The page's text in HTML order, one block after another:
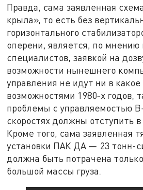
Правда, сама заявленная
крыла», то есть без
горизонтального
оперени, является, по мнению
специалистов, заявкой на
возможности нынешнего
управления не идут ни в
возможностями 1980-х годов,
проблемы с управляемостью
скоростях должны отступить
Кроме того, сама заявленная
установки ПАК ДА — 23 тонн-
должна быть потрачена
большой массы груза.